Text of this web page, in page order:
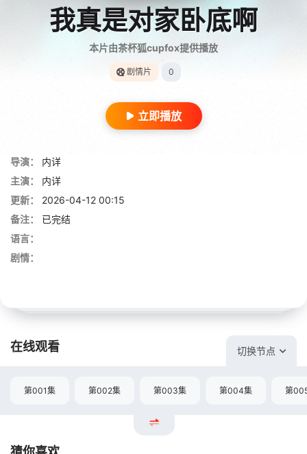
我真是对家卧底啊
本片由茶杯狐cupfox提供播放
剧情片 0
立即播放
导演：
内详
主演：
内详
更新：
2026-04-12 00:15
备注：
已完结
语言：
剧情：
在线观看 切换节点
第001集 第002集 第003集 第004集 第